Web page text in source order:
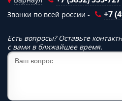
Звонки по всей россии - +7
Есть вопросы? Оставьте
с вами в ближайшее время.